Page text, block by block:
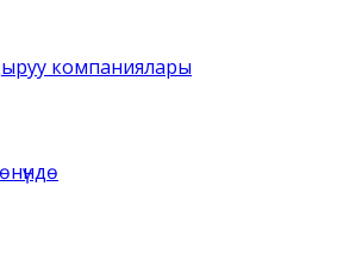
компаниялары